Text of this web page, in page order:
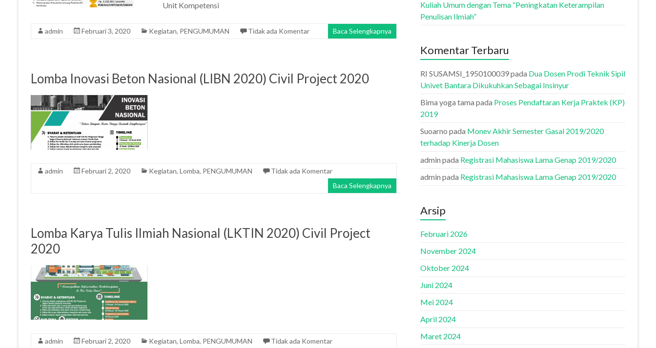
Unit Kompetensi
admin Februari 3, 2020 Kegiatan, PENGUMUMAN Tidak ada Komentar Baca Selengkapnya
Lomba Inovasi Beton Nasional (LIBN 2020) Civil Project 2020
admin Februari 2, 2020 Kegiatan, Lomba, PENGUMUMAN
Tidak ada Komentar
Baca Selengkapnya
Lomba Karya Tulis Ilmiah Nasional (LKTIN 2020) Civil Project
2020
admin Februari 2, 2020 Kegiatan, Lomba, PENGUMUMAN
Tidak ada Komentar
Kuliah Umum dengan Tema “Peningkatan Keterampilan
Penulisan Ilmiah”
Komentar Terbaru
RI SUSAMSI_1950100039pada Dua Dosen Prodi Teknik Sipil
Univet Bantara Dikukuhkan Sebagai Insinyur
Bima yoga tama pada Proses Pendaftaran Kerja Praktek (KP)
2019
Suoarno pada Monev Akhir Semester Gasal 2019/2020
terhadap Kinerja Dosen
admin pada Registrasi Mahasiswa Lama Genap 2019/2020
admin pada Registrasi Mahasiswa Lama Genap 2019/2020
Arsip
Februari 2026
November 2024
Oktober 2024
Juni 2024
Mei 2024
April 2024
Maret 2024